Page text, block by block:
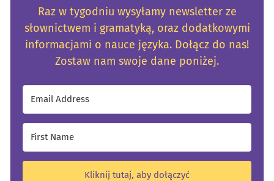
Raz w tygodniu wysyłamy newsletter ze
słownictwem i gramatyką, oraz dodatkowymi
informacjami o nauce języka. Dołącz do nas!
Zostaw nam swoje dane poniżej.
Kliknij tutaj, aby dołączyć